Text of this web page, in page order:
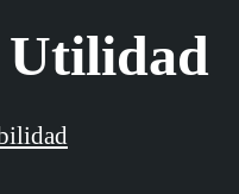
Utilidad